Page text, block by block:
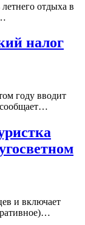
отдыха в
налог
году вводит
и включает